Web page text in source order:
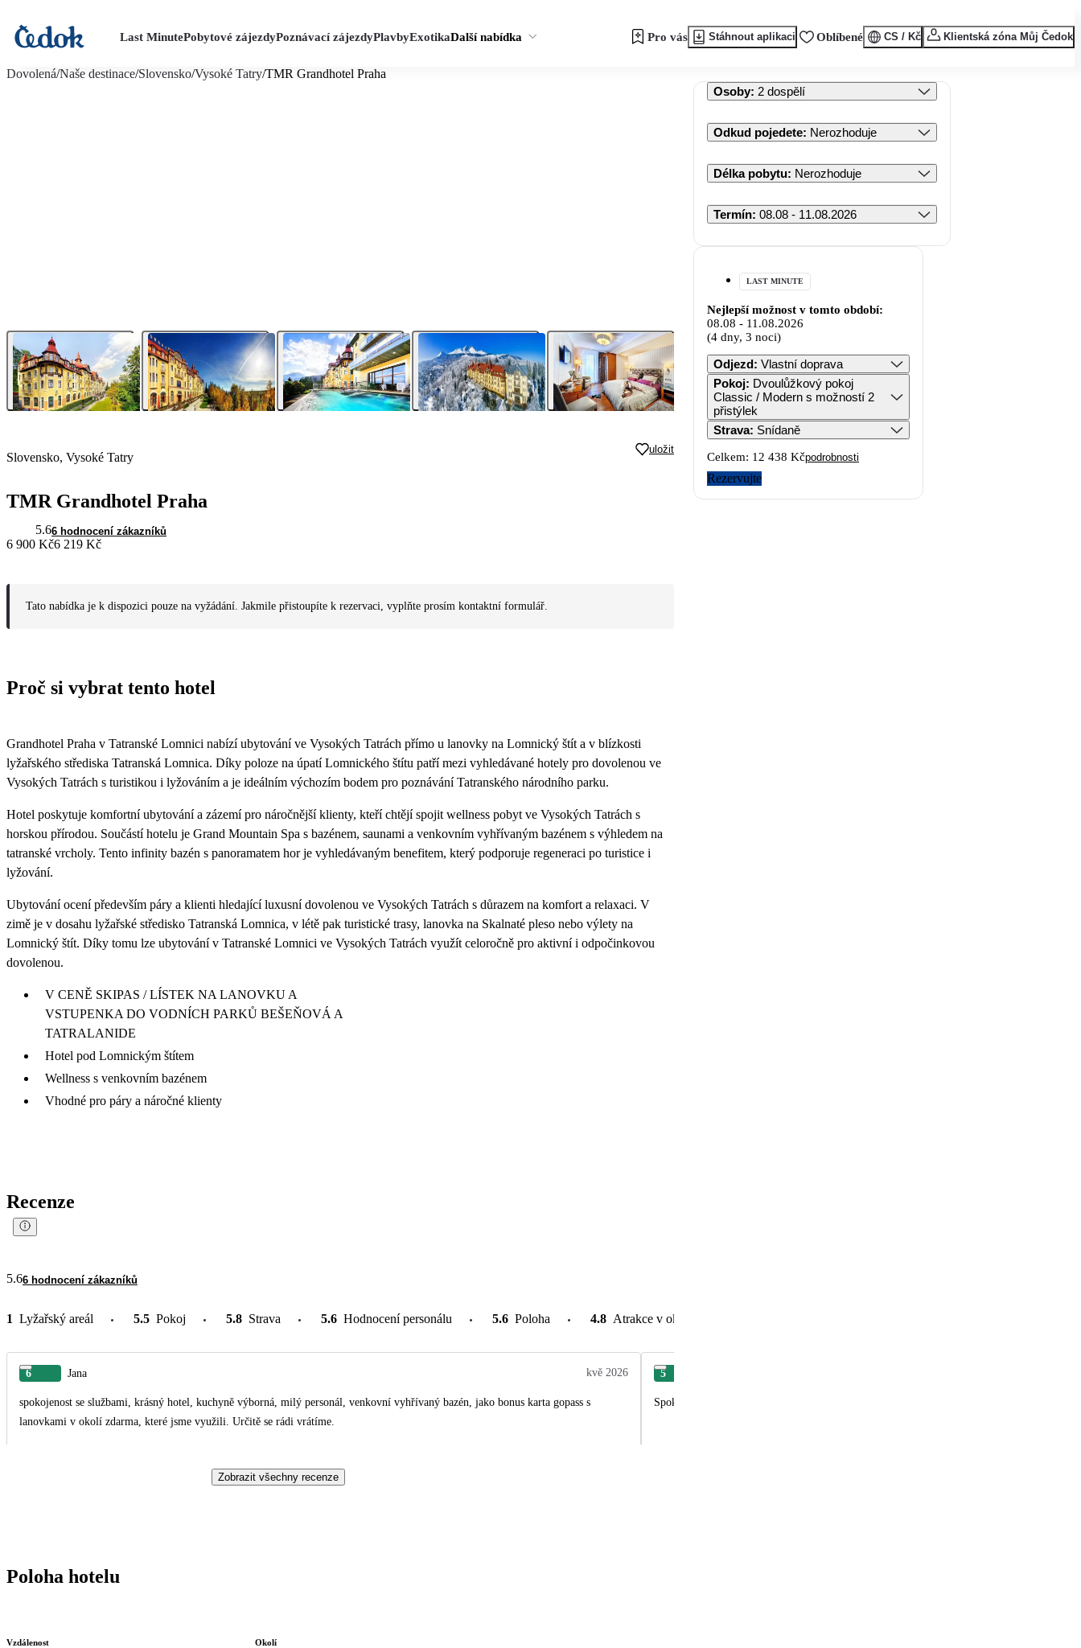
Last MinutePobytové zájezdyPoznávací zájezdyPlavbyExotikaDalší nabídka Pro vás Stáhnout aplikaci Oblíbené CS / Kč Klientská zóna Můj Čedok
Dovolená/Naše destinace/Slovensko/Vysoké Tatry/TMR Grandhotel Praha
Slovensko, Vysoké Tatry
uložit
TMR Grandhotel Praha
5.66 hodnocení zákazníků
6 900 Kč6 219 Kč
Tato nabídka je k dispozici pouze na vyžádání. Jakmile přistoupíte k rezervaci, vyplňte prosím kontaktní formulář.
Proč si vybrat tento hotel
Grandhotel Praha v Tatranské Lomnici nabízí ubytování ve Vysokých Tatrách přímo u lanovky na Lomnický štít a v blízkosti
lyžařského střediska Tatranská Lomnica. Díky poloze na úpatí Lomnického štítu patří mezi vyhledávané hotely pro dovolenou ve
Vysokých Tatrách s turistikou i lyžováním a je ideálním výchozím bodem pro poznávání Tatranského národního parku.
Hotel poskytuje komfortní ubytování a zázemí pro náročnější klienty, kteří chtějí spojit wellness pobyt ve Vysokých Tatrách s
horskou přírodou. Součástí hotelu je Grand Mountain Spa s bazénem, saunami a venkovním vyhřívaným bazénem s výhledem na
tatranské vrcholy. Tento infinity bazén s panoramatem hor je vyhledávaným benefitem, který podporuje regeneraci po turistice i
lyžování.
Ubytování ocení především páry a klienti hledající luxusní dovolenou ve Vysokých Tatrách s důrazem na komfort a relaxaci. V
zimě je v dosahu lyžařské středisko Tatranská Lomnica, v létě pak turistické trasy, lanovka na Skalnaté pleso nebo výlety na
Lomnický štít. Díky tomu lze ubytování v Tatranské Lomnici ve Vysokých Tatrách využít celoročně pro aktivní i odpočinkovou
dovolenou.
V CENĚ SKIPAS / LÍSTEK NA LANOVKU A
VSTUPENKA DO VODNÍCH PARKŮ BEŠEŇOVÁ A
TATRALANIDE
Hotel pod Lomnickým štítem
Wellness s venkovním bazénem
Vhodné pro páry a náročné klienty
Recenze
5.66 hodnocení zákazníků
1 Lyžařský areál 5.5 Pokoj 5.8 Strava 5.6 Hodnocení personálu 5.6 Poloha 4.8 Atrakce v okolí
6 Jana kvě 2026
spokojenost se službami, krásný hotel, kuchyně výborná, milý personál, venkovní vyhřívaný bazén, jako bonus karta gopass s
lanovkami v okolí zdarma, které jsme využili. Určitě se rádi vrátíme.
5
Spokojenost, absolutní TOP stravování!
Zobrazit všechny recenze
Poloha hotelu
Vzdálenost Okolí
Osoby: 2 dospělí
Odkud pojedete: Nerozhoduje
Délka pobytu: Nerozhoduje
Termín: 08.08 - 11.08.2026
LAST MINUTE
Nejlepší možnost v tomto období:
08.08 - 11.08.2026
(4 dny, 3 noci)
Odjezd: Vlastní doprava
Pokoj: Dvoulůžkový pokoj
Classic / Modern s možností 2
přistýlek
Strava: Snídaně
Celkem: 12 438 Kčpodrobnosti
Rezervujte